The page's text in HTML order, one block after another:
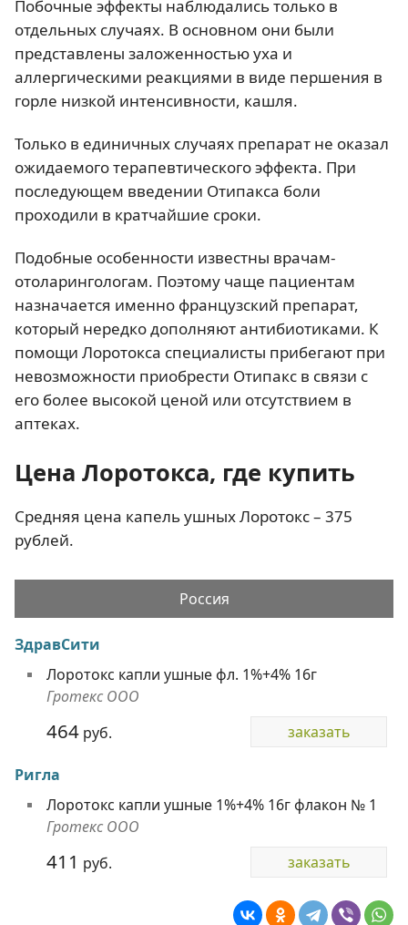
Побочные эффекты наблюдались только в
отдельных случаях. В основном они были
представлены заложенностью уха и
аллергическими реакциями в виде першения в
горле низкой интенсивности, кашля.
Только в единичных случаях препарат не оказал
ожидаемого терапевтического эффекта. При
последующем введении Отипакса боли
проходили в кратчайшие сроки.
Подобные особенности известны врачам-
отоларингологам. Поэтому чаще пациентам
назначается именно французский препарат,
который нередко дополняют антибиотиками. К
помощи Лоротокса специалисты прибегают при
невозможности приобрести Отипакс в связи с
его более высокой ценой или отсутствием в
аптеках.
Цена Лоротокса, где купить
Средняя цена капель ушных Лоротокс – 375
рублей.
Россия
ЗдравСити
Лоротокс капли ушные фл. 1%+4% 16г
Гротекс ООО
464 руб. заказать
Ригла
Лоротокс капли ушные 1%+4% 16г флакон № 1
Гротекс ООО
411 руб. заказать